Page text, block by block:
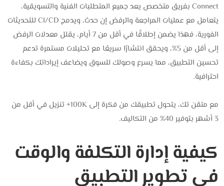
Connect بفريق متخصص يعد جميع المتطلبات الفنية والتسويقية،
يتعامل مع عمليات المراجعة والرفض إن حدث، ويدمج CI/CD للتحديثات
الفورية، فهذا يضمن إطلاقًا في أقل من 7 أيام، يقلل معدلات الرفض
إلى أقل من 5%، ويحقق انتشارًا سريعًا مع تحليلات مستمرة تدعم
تحسين التطبيق، مما يسرع وصولك للسوق ويضاعف إيراداتك بكفاءة
احترافية.
مع متقن تك، يتحول تطبيقك من فكرة إلى 100K+ تنزيل في أقل من
3 أشهر بتوفير 40% من التكاليف.
كيفية إدارة التكلفة والوقت
في تطوير التطبيق